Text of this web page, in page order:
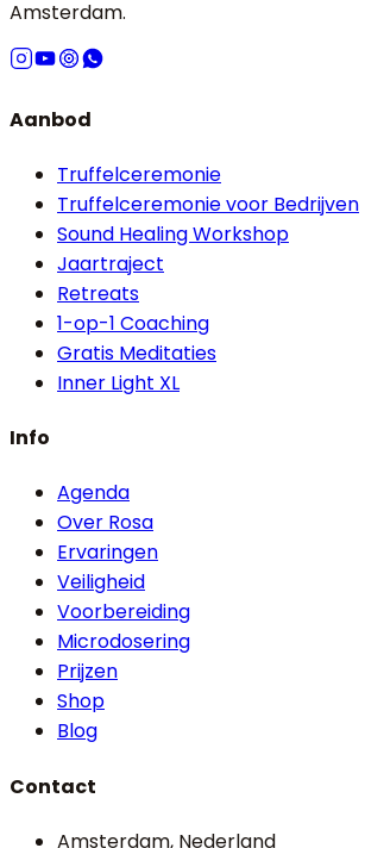
Amsterdam.
Aanbod
Truffelceremonie
Truffelceremonie voor Bedrijven
Sound Healing Workshop
Jaartraject
Retreats
1-op-1 Coaching
Gratis Meditaties
Inner Light XL
Info
Agenda
Over Rosa
Ervaringen
Veiligheid
Voorbereiding
Microdosering
Prijzen
Shop
Blog
Contact
Amsterdam, Nederland